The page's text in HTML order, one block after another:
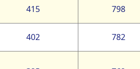
415 798
402 782